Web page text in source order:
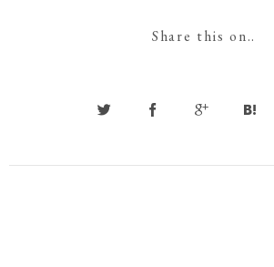
Share this on..